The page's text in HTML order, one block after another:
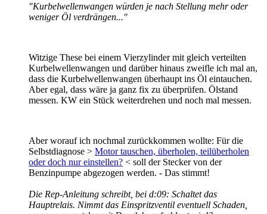
"Kurbelwellenwangen würden je nach Stellung mehr oder
weniger Öl verdrängen..."
Witzige These bei einem Vierzylinder mit gleich verteilten
Kurbelwellenwangen und darüber hinaus zweifle ich mal an,
dass die Kurbelwellenwangen überhaupt ins Öl eintauchen.
Aber egal, dass wäre ja ganz fix zu überprüfen. Ölstand
messen. KW ein Stück weiterdrehen und noch mal messen.
Aber worauf ich nochmal zurückkommen wollte: Für die
Selbstdiagnose > Motor tauschen, überholen, teilüberholen
oder doch nur einstellen? < soll der Stecker von der
Benzinpumpe abgezogen werden. - Das stimmt!
Die Rep-Anleitung schreibt, bei d:09: Schaltet das
Hauptrelais. Nimmt das Einspritzventil eventuell Schaden,